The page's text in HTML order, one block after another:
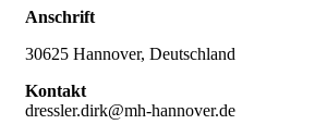
Anschrift
30625 Hannover, Deutschland
Kontakt
dressler.dirk@mh-hannover.de